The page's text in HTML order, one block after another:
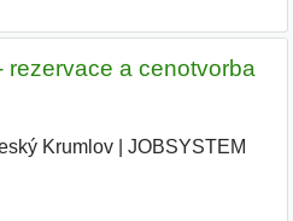
rezervace a cenotvorba
Krumlov|
JOBSYSTEM